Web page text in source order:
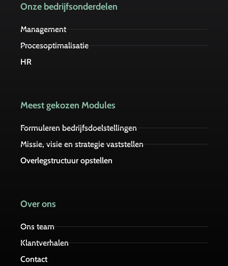
Onze bedrijfsonderdelen
Management
Procesoptimalisatie
HR
Meest gekozen Modules
Formuleren bedrijfsdoelstellingen
Missie, visie en strategie vaststellen
Overlegstructuur opstellen
Over ons
Ons team
Klantverhalen
Contact